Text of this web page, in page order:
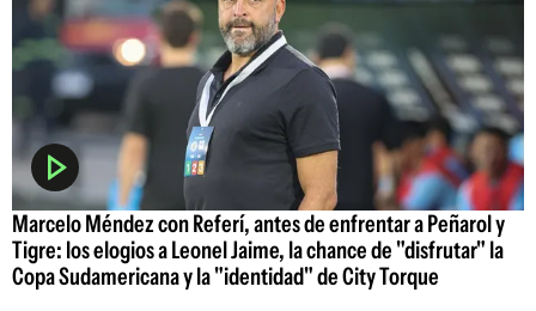
Marcelo Méndez con Referí, antes de enfrentar a Peñarol y
Tigre: los elogios a Leonel Jaime, la chance de "disfrutar" la
Copa Sudamericana y la "identidad" de City Torque